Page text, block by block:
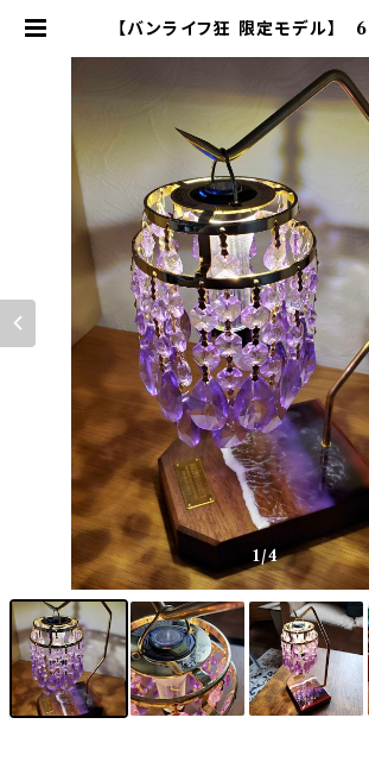
【バンライフ狂 限定モデル】
ーラ LEDペンダント対応 シ
802 PRODUCTS
1/4